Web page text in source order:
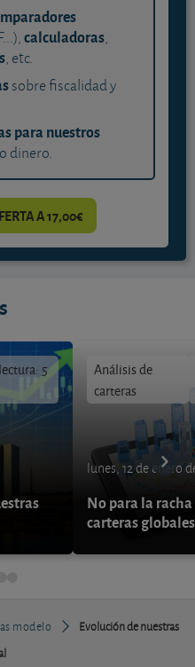
calculadoras,
, etc.
sobre fiscalidad y
para nuestros
dinero.
A 17,00€
5
Análisis de
carteras
lunes, 12 de enero
No para la
carteras globales
modelo
Evolución de nuestras